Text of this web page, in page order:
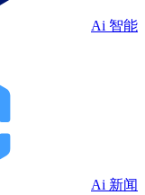
Ai 智能
Ai 新闻